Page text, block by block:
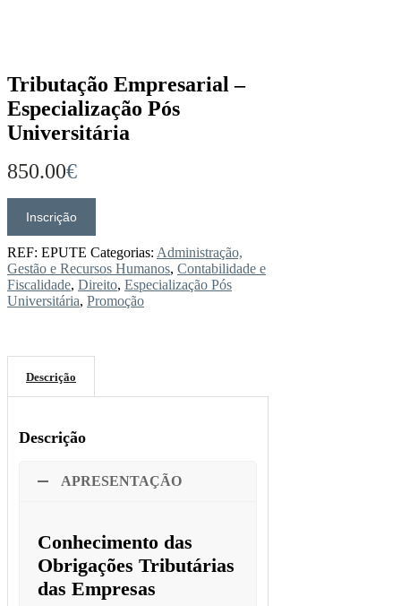
Tributação Empresarial –
Especialização Pós
Universitária
850.00€
Quantidade
de
Tributação
Empresarial
-
Especialização
Inscrição
REF: EPUTE Categorias: Administração,
Gestão e Recursos Humanos, Contabilidade e
Fiscalidade, Direito, Especialização Pós
Universitária, Promoção
Descrição
Descrição
APRESENTAÇÃO
Conhecimento das
Obrigações Tributárias
das Empresas